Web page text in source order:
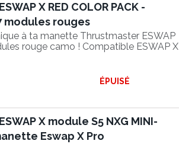
X RED COLOR PACK -
modules rouges
à ta manette Thrustmaster ESWAP
rouge camo ! Compatible ESWAP X
ÉPUISÉ
X module S5 NXG MINI-
Eswap X Pro